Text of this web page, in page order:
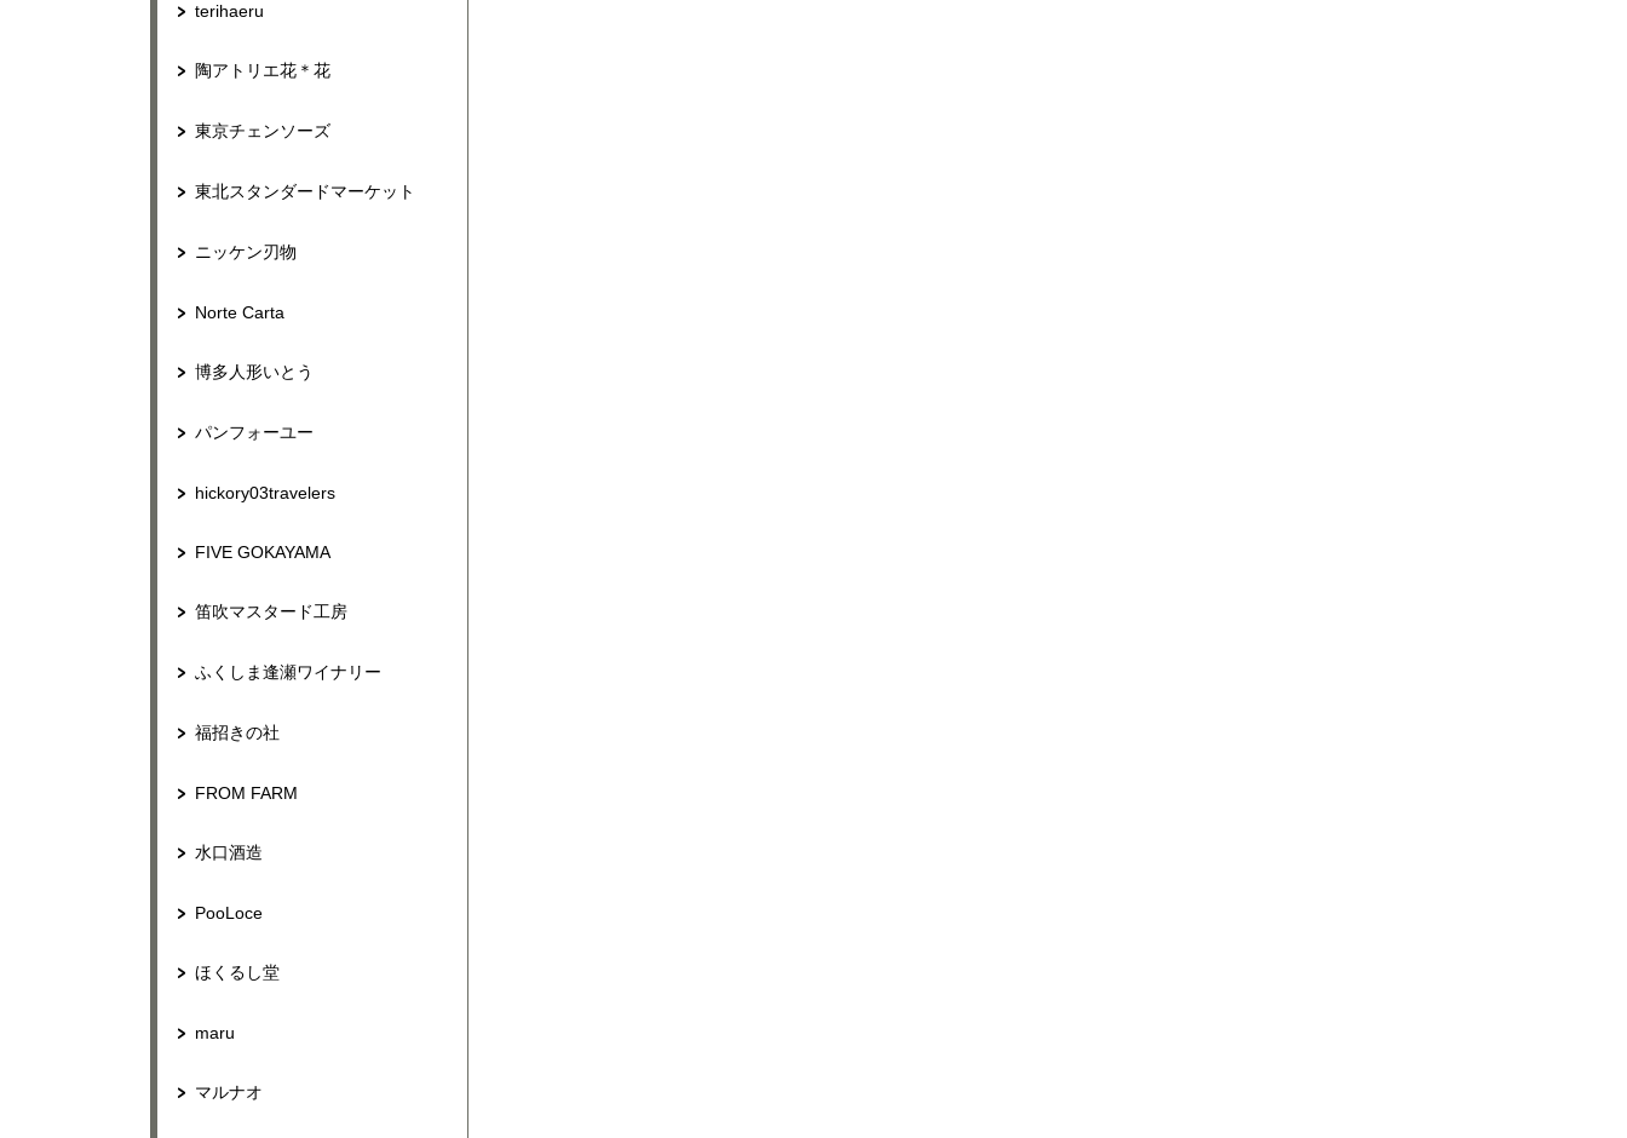
terihaeru
陶アトリエ花＊花
東京チェンソーズ
東北スタンダードマーケット
ニッケン刃物
Norte Carta
博多人形いとう
パンフォーユー
hickory03travelers
FIVE GOKAYAMA
笛吹マスタード工房
ふくしま逢瀬ワイナリー
福招きの社
FROM FARM
水口酒造
PooLoce
ほくるし堂
maru
マルナオ